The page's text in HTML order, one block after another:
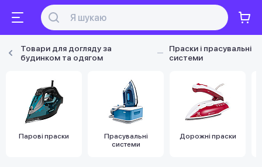
Товари для догляду за
будинком та одягом
Праски і прасувальні
системи
Парові праски
Прасувальні
системи
Дорожні праски